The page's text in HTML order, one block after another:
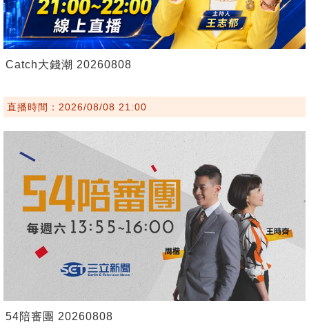
Catch大錢潮 20260808
直播時間：2026/08/08 21:00
54陪審團 20260808